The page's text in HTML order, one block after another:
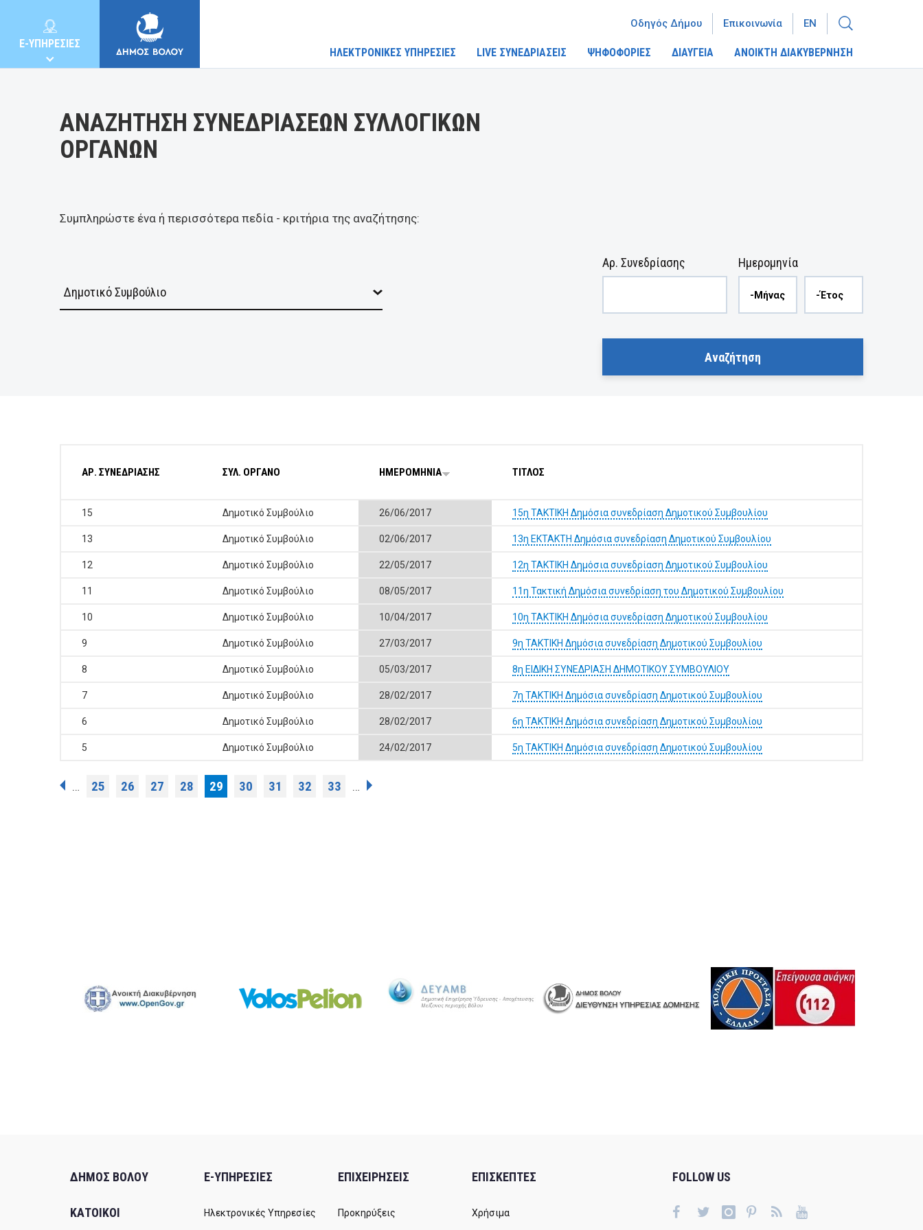
E-ΥΠΗΡΕΣΙΕΣ
ΕΠΙΧΕΙΡΗΣΕΙΣ
ΗΛΕΚΤΡΟΝΙΚΕΣ ΥΠΗΡΕΣΙΕΣ LIVE ΣΥΝΕΔΡΙΑΣΕΙΣ ΨΗΦΟΦΟΡΙΕΣ ΔΙΑΥΓΕΙΑ ΑΝΟΙΚΤΗ ΔΙΑΚΥΒΕΡΝΗΣΗ
Οδηγός Δήμου Επικοινωνία EN
ΑΝΑΖΗΤΗΣΗ ΣΥΝΕΔΡΙΑΣΕΩΝ ΣΥΛΛΟΓΙΚΩΝ
ΟΡΓΑΝΩΝ
Συμπληρώστε ένα ή περισσότερα πεδία - κριτήρια της αναζήτησης:
Ημερομηνία
Αρ. Συνεδρίασης
ΑΡ. ΣΥΝΕΔΡΙΑΣΗΣ ΣΥΛ. ΟΡΓΑΝΟ ΗΜΕΡΟΜΗΝΙΑ ΤΙΤΛΟΣ
15 Δημοτικό Συμβούλιο 26/06/2017 15η ΤΑΚΤΙΚΗ Δημόσια συνεδρίαση Δημοτικού Συμβουλίου
13 Δημοτικό Συμβούλιο 02/06/2017 13η ΕΚΤΑΚΤΗ Δημόσια συνεδρίαση Δημοτικού Συμβουλίου
12 Δημοτικό Συμβούλιο 22/05/2017 12η ΤΑΚΤΙΚΗ Δημόσια συνεδρίαση Δημοτικού Συμβουλίου
11 Δημοτικό Συμβούλιο 08/05/2017 11η Τακτική Δημόσια συνεδρίαση του Δημοτικού Συμβουλίου
10 Δημοτικό Συμβούλιο 10/04/2017 10η ΤΑΚΤΙΚΗ Δημόσια συνεδρίαση Δημοτικού Συμβουλίου
9 Δημοτικό Συμβούλιο 27/03/2017 9η ΤΑΚΤΙΚΗ Δημόσια συνεδρίαση Δημοτικού Συμβουλίου
8 Δημοτικό Συμβούλιο 05/03/2017 8η ΕΙΔΙΚΗ ΣΥΝΕΔΡΙΑΣΗ ΔΗΜΟΤΙΚΟΥ ΣΥΜΒΟΥΛΙΟΥ
7 Δημοτικό Συμβούλιο 28/02/2017 7η ΤΑΚΤΙΚΗ Δημόσια συνεδρίαση Δημοτικού Συμβουλίου
6 Δημοτικό Συμβούλιο 28/02/2017 6η ΤΑΚΤΙΚΗ Δημόσια συνεδρίαση Δημοτικού Συμβουλίου
5 Δημοτικό Συμβούλιο 24/02/2017 5η ΤΑΚΤΙΚΗ Δημόσια συνεδρίαση Δημοτικού Συμβουλίου
Σελίδες
… 25 26 27 28 29 30 31 32 33 …
ΔΗΜΟΣ ΒΟΛΟΥ
ΚΑΤΟΙΚΟΙ
E-ΥΠΗΡΕΣΙΕΣ
Ηλεκτρονικές Υπηρεσίες
ΕΠΙΧΕΙΡΗΣΕΙΣ
Προκηρύξεις
ΕΠΙΣΚΕΠΤΕΣ
Χρήσιμα
FOLLOW US